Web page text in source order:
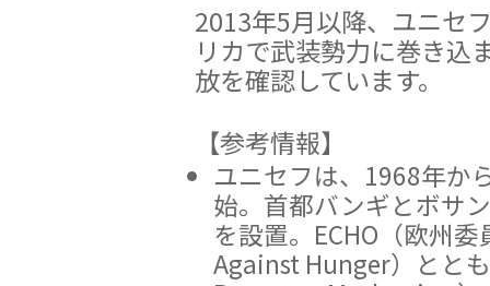
2013年5月以降、ユニセ
リカで武装勢力に巻き込
放を確認しています。
【参考情報】
ユニセフは、1968年か
始。首都バンギとボサ
を設置。ECHO（欧州
Against Hunger）とと